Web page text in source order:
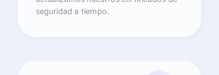
seguridad a tiempo.